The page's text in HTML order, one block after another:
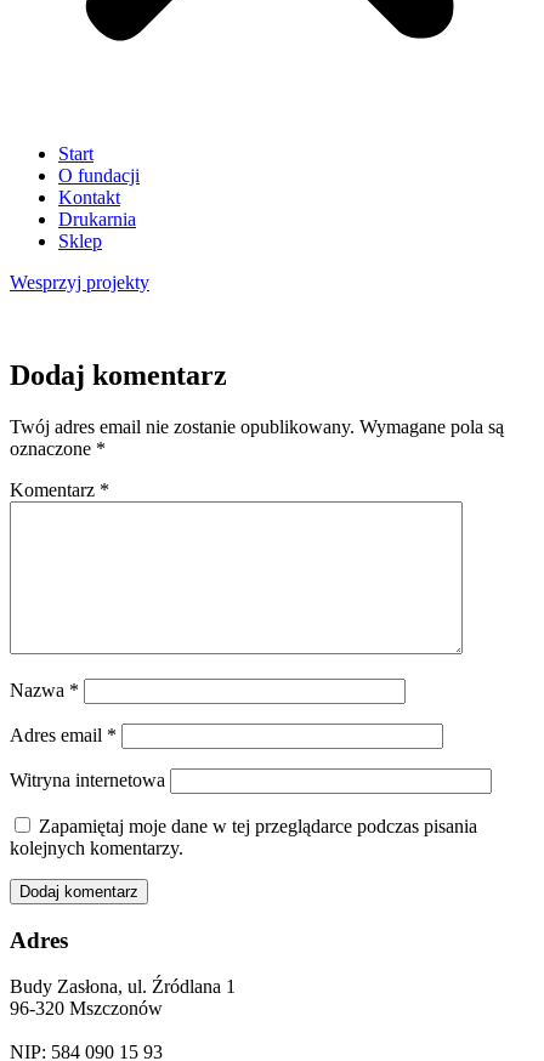
Start
O fundacji
Kontakt
Drukarnia
Sklep
Wesprzyj projekty
Dodaj komentarz
Twój adres email nie zostanie opublikowany. Wymagane pola są
oznaczone *
Komentarz *
Nazwa *
Adres email *
Witryna internetowa
Zapamiętaj moje dane w tej przeglądarce podczas pisania
kolejnych komentarzy.
Adres
Budy Zasłona, ul. Źródlana 1
96-320 Mszczonów
NIP: 584 090 15 93